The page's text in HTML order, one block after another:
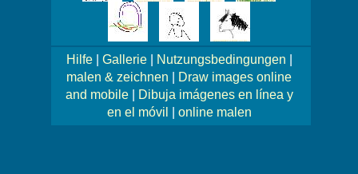
Hilfe| Gallerie| Nutzungsbedingungen
malen & zeichnen
Draw images online
and mobile|
Dibuja imágenes en línea y
en el móvil
online malen